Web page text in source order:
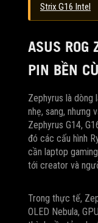
Strix G16 Intel
ASUS ROG
PIN BỀN
Zephyrus là dòng
nhẹ, sang, nhưng
Zephyrus G14,
đó các cấu hình
cần laptop
tới creator và
Trong thực tế,
OLED Nebula,